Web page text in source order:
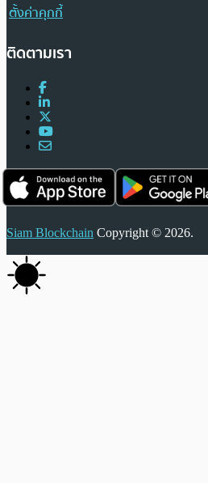
ตั้งค่าคุกกี้
ติดตามเรา
Siam Blockchain Copyright © 2026.